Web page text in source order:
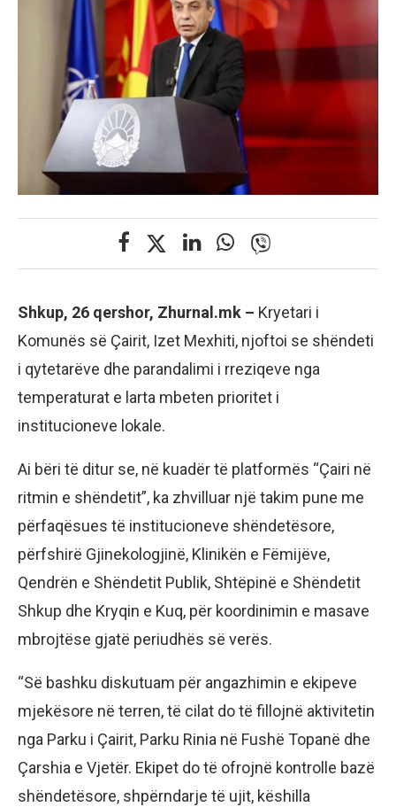
Shkup, 26 qershor, Zhurnal.mk – Kryetari i
Komunës së Çairit, Izet Mexhiti, njoftoi se shëndeti
i qytetarëve dhe parandalimi i rreziqeve nga
temperaturat e larta mbeten prioritet i
institucioneve lokale.
Ai bëri të ditur se, në kuadër të platformës “Çairi në
ritmin e shëndetit”, ka zhvilluar një takim pune me
përfaqësues të institucioneve shëndetësore,
përfshirë Gjinekologjinë, Klinikën e Fëmijëve,
Qendrën e Shëndetit Publik, Shtëpinë e Shëndetit
Shkup dhe Kryqin e Kuq, për koordinimin e masave
mbrojtëse gjatë periudhës së verës.
“Së bashku diskutuam për angazhimin e ekipeve
mjekësore në terren, të cilat do të fillojnë aktivitetin
nga Parku i Çairit, Parku Rinia në Fushë Topanë dhe
Çarshia e Vjetër. Ekipet do të ofrojnë kontrolle bazë
shëndetësore, shpërndarje të ujit, këshilla